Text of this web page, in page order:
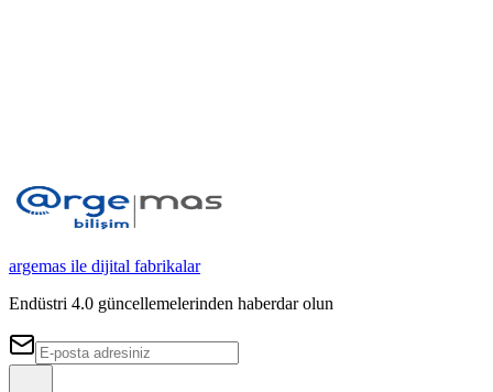
argemas ile dijital fabrikalar
Endüstri 4.0 güncellemelerinden haberdar olun